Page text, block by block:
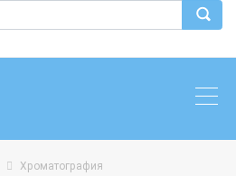
Хроматография